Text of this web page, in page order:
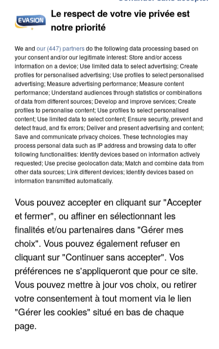
INCENDIES : L’ÎLE-DE-FRANCE LANCE UN ÉLAN
APRÈS TOUTES CES CANICULES, LES REFUGES
DE FAUNE SAUVAGE SONT...
Le respect de votre vie privée est
notre priorité
We and our (447) partnersdo the following data processing based on
your consent and/or our legitimate interest: Store and/or access
information on a device; Use limited data to select advertising; Create
profiles for personalised advertising; Use profiles to select personalised
advertising; Measure advertising performance; Measure content
performance; Understand audiences through statistics or combinations
of data from different sources; Develop and improve services; Create
profiles to personalise content; Use profiles to select personalised
content; Use limited data to select content; Ensure security, prevent and
detect fraud, and fix errors; Deliver and present advertising and content;
Save and communicate privacy choices. These technologies may
process personal data such as IP address and browsing data to offer
following functionalities: Identify devices based on information actively
requested; Use precise geolocation data; Match and combine data from
other data sources; Link different devices; Identify devices based on
information transmitted automatically.
Vous pouvez accepter en cliquant sur "Accepter
et fermer", ou affiner en sélectionnant les
finalités et/ou partenaires dans "Gérer mes
choix". Vous pouvez également refuser en
cliquant sur "Continuer sans accepter". Vos
préférences ne s'appliqueront que pour ce site.
Vous pouvez mettre à jour vos choix, ou retirer
votre consentement à tout moment via le lien
"Gérer les cookies" situé en bas de chaque
page.